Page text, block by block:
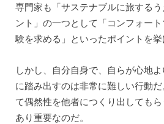
専門家も「サステナブルに旅する
ント」の一つとして「コンフォー
験を求める」といったポイントを挙
しかし、自分自身で、自らが心地
に踏み出すのは非常に難しい行動だ
て偶然性を他者につくり出しても
あり重要なのだ。